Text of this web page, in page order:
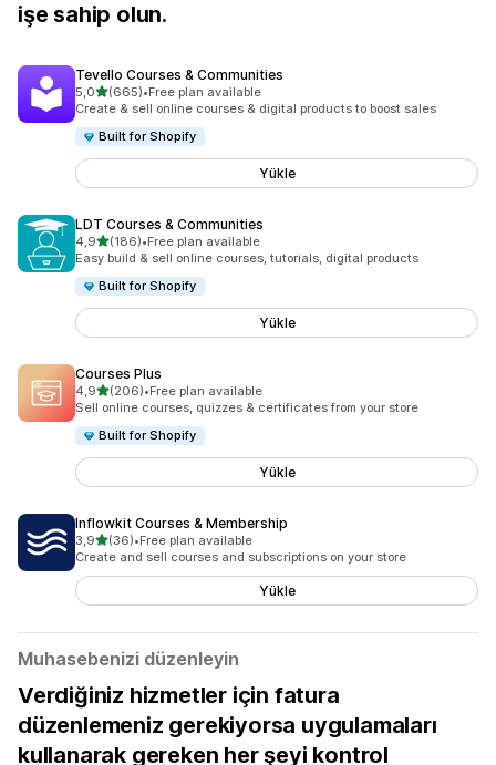
işe sahip olun.
Tevello Courses & Communities
5,05 yıldız üzerinden
(665)
toplam 665 değerlendirme
•Free plan available
Create & sell online courses & digital products to boost sales
Built for Shopify
Yükle
LDT Courses & Communities
4,95 yıldız üzerinden
(186)
toplam 186 değerlendirme
•Free plan available
Easy build & sell online courses, tutorials, digital products
Built for Shopify
Yükle
Courses Plus
4,95 yıldız üzerinden
(206)
toplam 206 değerlendirme
•Free plan available
Sell online courses, quizzes & certificates from your store
Built for Shopify
Yükle
Inflowkit Courses & Membership
3,95 yıldız üzerinden
(36)
toplam 36 değerlendirme
•Free plan available
Create and sell courses and subscriptions on your store
Yükle
Muhasebenizi düzenleyin
Verdiğiniz hizmetler için fatura
düzenlemeniz gerekiyorsa uygulamaları
kullanarak gereken her şeyi kontrol